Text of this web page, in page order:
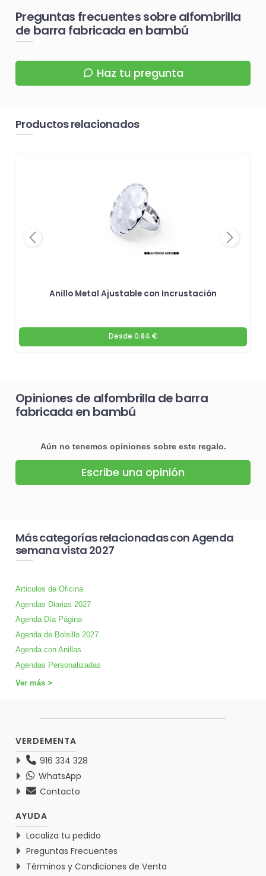
Preguntas frecuentes sobre alfombrilla
de barra fabricada en bambú
Haz tu pregunta
Productos relacionados
Anillo Metal Ajustable con Incrustación
Desde 0.84 €
Previous Next
Opiniones de alfombrilla de barra
fabricada en bambú
Aún no tenemos opiniones sobre este regalo.
Escribe una opinión
Más categorías relacionadas con Agenda
semana vista 2027
Articulos de Oficina
Agendas Diarias 2027
Agenda Día Página
Agenda de Bolsillo 2027
Agenda con Anillas
Agendas Personalizadas
Ver más >
VERDEMENTA
916 334 328
WhatsApp
Contacto
AYUDA
Localiza tu pedido
Preguntas Frecuentes
Términos y Condiciones de Venta